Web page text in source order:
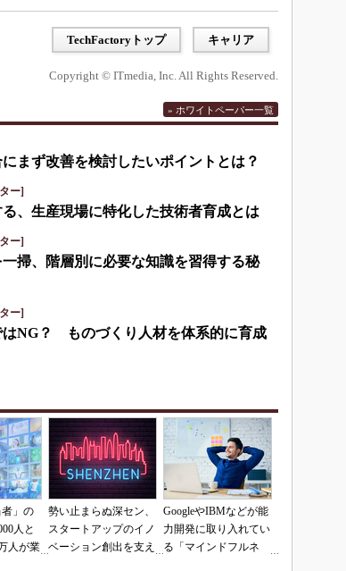
TechFactoryトップ キャリア
Copyright © ITmedia, Inc. All Rights Reserved.
» ホワイトペーパー一覧
まず改善を検討したいポイントとは？
ー]
、生産現場に特化した技術者育成とは
ー]
掃、階層別に必要な知識を習得する秘
ー]
NG？ ものづくり人材を体系的に育成
者」の
人と
人が業
勢い止まらぬ深セン、
スタートアップのイノ
ベーション創出を支え
GoogleやIBMなどが能
力開発に取り入れてい
る「マインドフルネ